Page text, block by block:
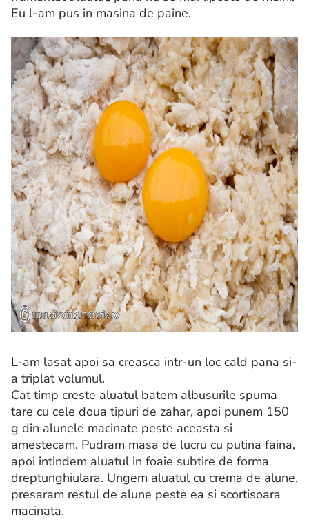
Eu l-am pus in masina de paine.
L-am lasat apoi sa creasca intr-un loc cald pana si-
a triplat volumul.
Cat timp creste aluatul batem albusurile spuma
tare cu cele doua tipuri de zahar, apoi punem 150
g din alunele macinate peste aceasta si
amestecam. Pudram masa de lucru cu putina faina,
apoi intindem aluatul in foaie subtire de forma
dreptunghiulara. Ungem aluatul cu crema de alune,
presaram restul de alune peste ea si scortisoara
macinata.